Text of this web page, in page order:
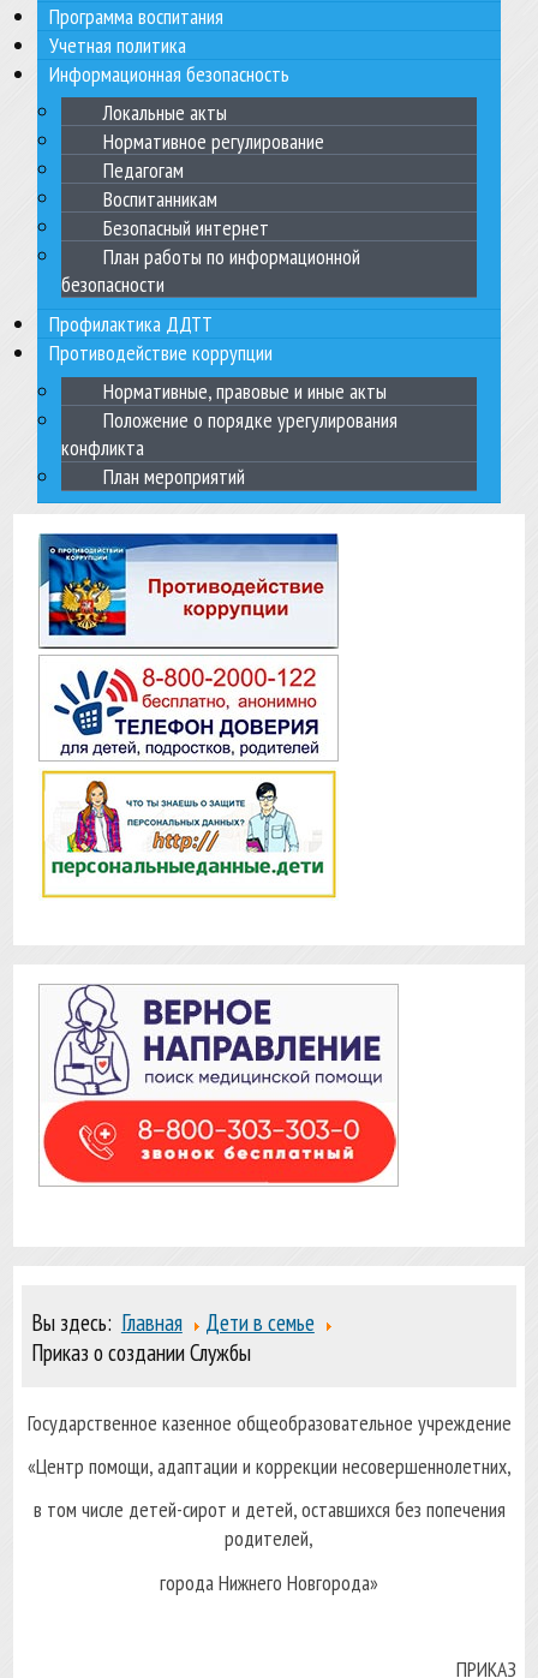
Программа воспитания
Учетная политика
Информационная безопасность
Локальные акты
Нормативное регулирование
Педагогам
Воспитанникам
Безопасный интернет
План работы по информационной
безопасности
Профилактика ДДТТ
Противодействие коррупции
Нормативные, правовые и иные акты
Положение о порядке урегулирования
конфликта
План мероприятий
Вы здесь: Главная
Дети в семье
Приказ о создании Службы
Государственное казенное общеобразовательное учреждение
«Центр помощи, адаптации и коррекции несовершеннолетних,
в том числе детей-сирот и детей, оставшихся без попечения
родителей,
города Нижнего Новгорода»
ПРИКАЗ